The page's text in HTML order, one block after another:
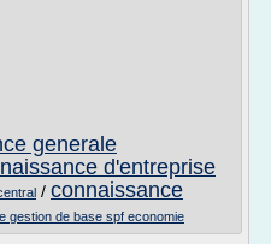
generale
d'entreprise
/ connaissance
gestion de base spf economie